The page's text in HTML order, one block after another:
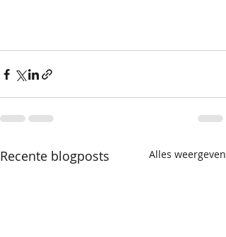
Recente blogposts Alles weergeven